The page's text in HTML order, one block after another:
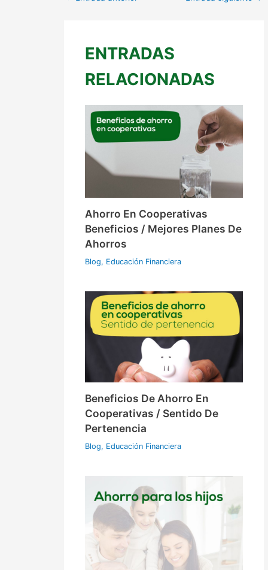
ENTRADAS
RELACIONADAS
Ahorro En Cooperativas
Beneficios / Mejores Planes De
Ahorros
Blog, Educación Financiera
Beneficios De Ahorro En
Cooperativas / Sentido De
Pertenencia
Blog, Educación Financiera